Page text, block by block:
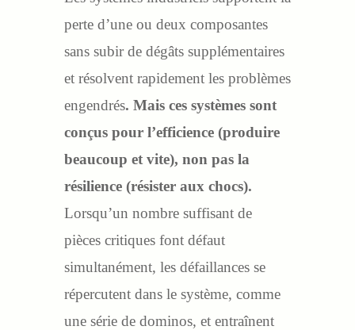
perte d’une ou deux composantes
sans subir de dégâts supplémentaires
et résolvent rapidement les problèmes
engendrés. Mais ces systèmes sont
conçus pour l’efficience (produire
beaucoup et vite), non pas la
résilience (résister aux chocs).
Lorsqu’un nombre suffisant de
pièces critiques font défaut
simultanément, les défaillances se
répercutent dans le système, comme
une série de dominos, et entraînent